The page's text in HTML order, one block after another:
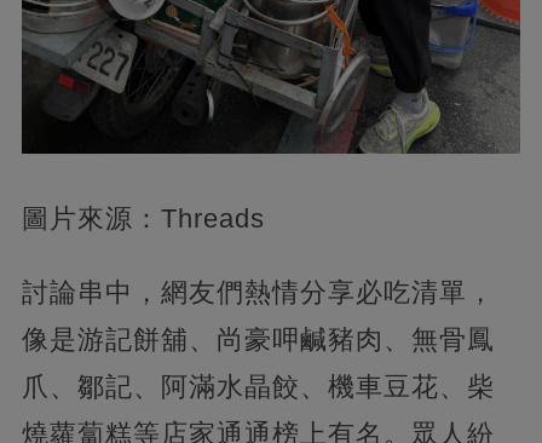
圖片來源：Threads
討論串中，網友們熱情分享必吃清單，
像是游記餅舖、尚豪呷鹹豬肉、無骨鳳
爪、鄒記、阿滿水晶餃、機車豆花、柴
燒蘿蔔糕等店家通通榜上有名。眾人紛